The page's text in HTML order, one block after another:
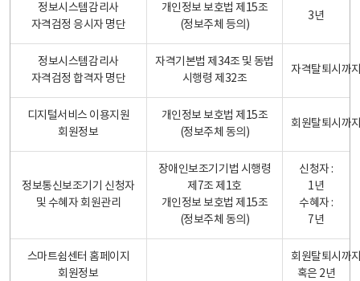
정보시스템감리사
자격검정 응시자 명단
개인정보 보호법 제15조
(정보주체 등의)
3년
정보시스템감리사
자격검정 합격자 명단
자격기본법 제34조 및 동법
시행령 제32조
자격탈퇴시까
디지털서비스 이용지원
회원정보
개인정보 보호법 제15조
(정보주체 동의)
회원탈퇴시까
정보통신보조기기 신청자
및 수혜자 회원관리
장애인보조기기법 시행령
제7조 제1호
개인정보 보호법 제15조
(정보주체 동의)
신청자 :
1년
수혜자 :
7년
스마트쉼센터 홈페이지
회원정보
회원탈퇴시까
혹은 2년